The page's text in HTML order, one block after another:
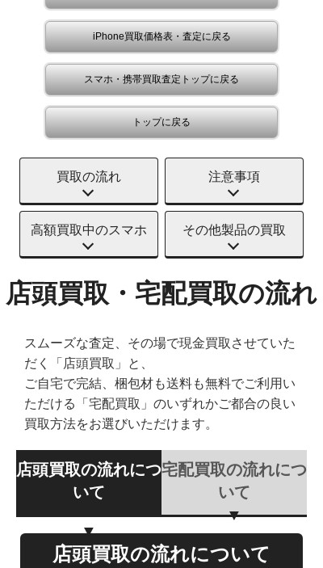
iPhone買取価格表・査定に戻る
スマホ・携帯買取査定トップに戻る
トップに戻る
買取の流れ 注意事項
高額買取中のスマホ その他製品の買取
店頭買取・宅配買取の流れ
スムーズな査定、その場で現金買取させていた
だく「店頭買取」と、
ご自宅で完結、梱包材も送料も無料でご利用い
ただける「宅配買取」のいずれかご都合の良い
買取方法をお選びいただけます。
店頭買取の流れにつ
いて
宅配買取の流れにつ
いて
店頭買取の流れについて